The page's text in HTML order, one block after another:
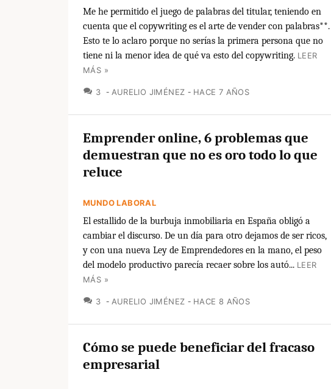
Me he permitido el juego de palabras del titular, teniendo en
cuenta que el copywriting es el arte de vender con palabras**.
Esto te lo aclaro porque no serías la primera persona que no
tiene ni la menor idea de qué va esto del copywriting. LEER
MÁS »
3 COMENTARIOS
AURELIO JIMÉNEZ HACE 7 AÑOS
Emprender online, 6 problemas que
demuestran que no es oro todo lo que
reluce
MUNDO LABORAL
El estallido de la burbuja inmobiliaria en España obligó a
cambiar el discurso. De un día para otro dejamos de ser ricos,
y con una nueva Ley de Emprendedores en la mano, el peso
del modelo productivo parecía recaer sobre los autó... LEER
MÁS »
3 COMENTARIOS
AURELIO JIMÉNEZ HACE 8 AÑOS
Cómo se puede beneficiar del fracaso
empresarial